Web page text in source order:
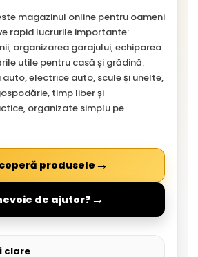
magazinul online pentru oameni
rapid lucrurile importante:
organizarea garajului, echiparea
utile pentru casă și grădină.
electrice auto, scule și unelte,
timp liber și
organizate simplu pe
produsele →
de ajutor? →
clare